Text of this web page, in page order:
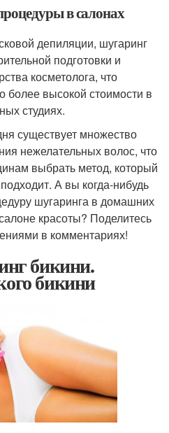
в салонах
депиляции, шугаринг
подготовки и
косметолога, что
более высокой стоимости в
студиях.
существует множество
нежелательных волос, что
выбрать метод, который
А вы когда-нибудь
шугаринга в домашних
красоты? Поделитесь
в комментариях!
бикини.
бикини